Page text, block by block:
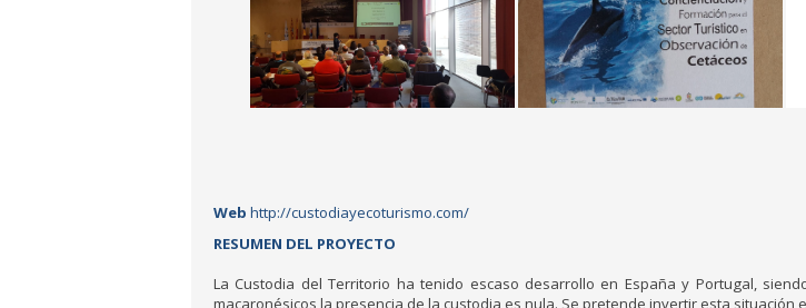
Web http://custodiayecoturismo.com/
RESUMEN DEL PROYECTO
La Custodia del Territorio ha tenido escaso desarrollo en España y Portugal,
macaronésicos la presencia de la custodia es nula. Se pretende invertir esta